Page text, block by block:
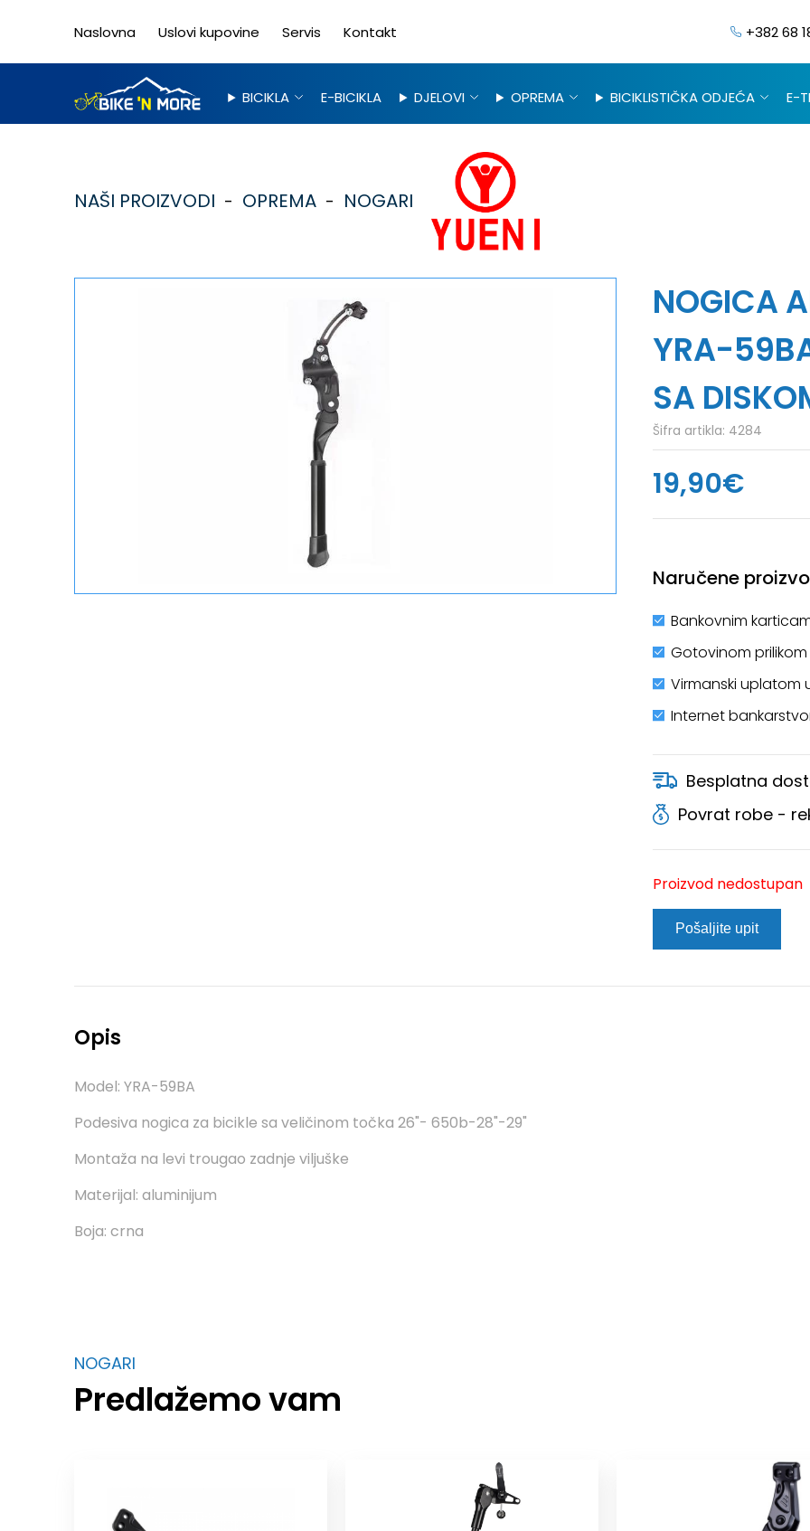
Naslovna Uslovi kupovine Servis Kontakt +382 68
BICIKLA E-BICIKLA DJELOVI OPREMA BICIKLISTIČKA ODJEĆA E-
NAŠI PROIZVODI OPREMA NOGARI
NOGICA
YRA-
SA
Šifra artikla: 4284
19,90€
Naručene
Bankovnim
Gotovinom
Virmanski uplatom
Internet
Besplatna
Povrat robe -
Proizvod nedostupan
Pošaljite upit
Opis
Model: YRA-59BA
Podesiva nogica za bicikle sa veličinom točka 26"- 650b-28"-29"
Montaža na levi trougao zadnje viljuške
Materijal: aluminijum
Boja: crna
NOGARI
Predlažemo vam